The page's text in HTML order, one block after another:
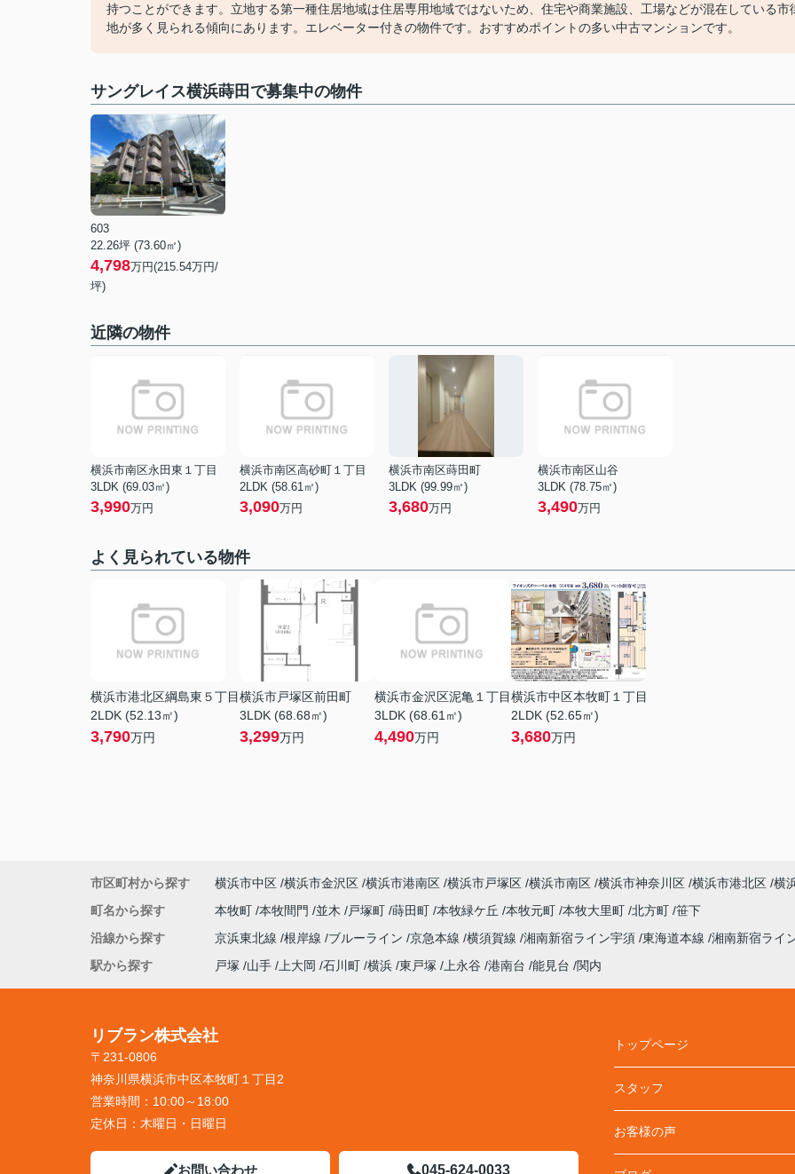
持つことができます。立地する第一種住居地域は住居専用地域ではないため、住宅や商業施設、工場などが混在している市
地が多く見られる傾向にあります。エレベーター付きの物件です。おすすめポイントの多い中古マンションです。
サングレイス横浜蒔田で募集中の物件
603
22.26坪 (73.60㎡)
4,798万円(215.54万円/
坪)
近隣の物件
横浜市南区永田東１丁目
3LDK (69.03㎡)
3,990万円
横浜市南区高砂町１丁目
2LDK (58.61㎡)
3,090万円
横浜市南区蒔田町
3LDK (99.99㎡)
3,680万円
横浜市南区山谷
3LDK (78.75㎡)
3,490万円
よく見られている物件
横浜市港北区綱島東５丁目
2LDK (52.13㎡)
3,790万円
横浜市戸塚区前田町
3LDK (68.68㎡)
3,299万円
横浜市金沢区泥亀１丁目
3LDK (68.61㎡)
4,490万円
横浜市中区本牧町１丁目
2LDK (52.65㎡)
3,680万円
市区町村から探す 横浜市中区 横浜市金沢区 横浜市港南区 横浜市戸塚区 横浜市南区 横浜市神奈川区 横浜市港北区 横
町名から探す
本牧町 本牧間門 並木 戸塚町 蒔田町 本牧緑ケ丘 本牧元町 本牧大里町 北方町 笹下
沿線から探す
京浜東北線 根岸線 ブルーライン 京急本線 横須賀線 湘南新宿ライン宇須 東海道本線 湘南新宿ライ
駅から探す
戸塚 山手 上大岡 石川町 横浜 東戸塚 上永谷 港南台 能見台 関内
リブラン株式会社
〒231-0806
神奈川県横浜市中区本牧町１丁目2
営業時間： 10:00～18:00
定休日： 木曜日・日曜日
お問い合わせ 045-624-0033
トップページ
スタッフ
お客様の声